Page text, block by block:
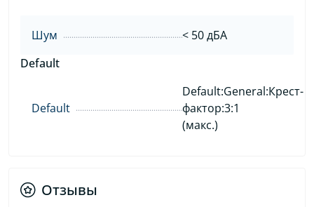
Шум
< 50 дБА
Default
Default
Default:General:Крест-
фактор:3:1
(макс.)
Отзывы